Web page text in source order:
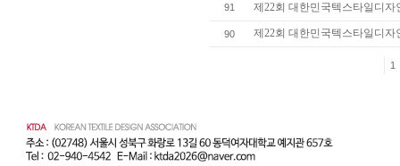
91 제22회 대한민국텍스타일디자
90 제22회 대한민국텍스타일디
1